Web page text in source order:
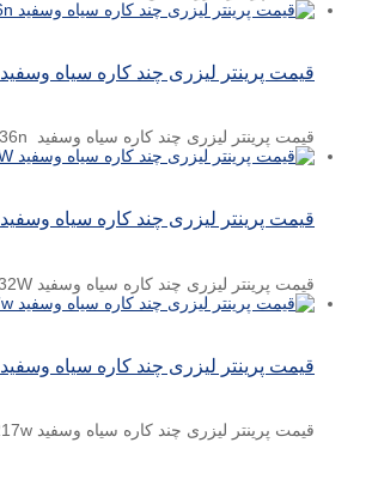
قیمت پرینتر لیزری چند کاره سیاه وسفید Canon MF236n
قیمت پرینتر لیزری چند کاره سیاه وسفید Canon MF236n کاربرد : چهار کاره (پرینتر، کپی، اسکنر ،فکس) نوع چاپگر: لیزری سیاه ...
قیمت پرینتر لیزری چند کاره سیاه وسفید canon MF232W
قیمت پرینتر لیزری چند کاره سیاه وسفید canon MF232W کاربرد دستگاه پرینتر سه کاره لیزری سرعت چاپ ۲۳ برگ ...
قیمت پرینتر لیزری چند کاره سیاه وسفید canon MF217w
قیمت پرینتر لیزری چند کاره سیاه وسفید canon MF217w پرینتر چاپ لیزری ۴ کاره (پرینت، اسکن، کپی، فکس) سایز ...